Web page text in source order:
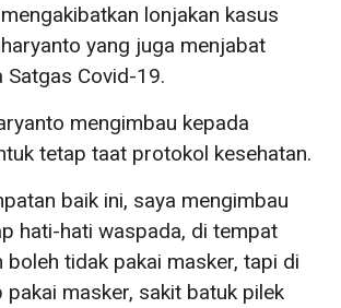
lonjakan kasus
yang juga menjabat
Satgas Covid-19.
mengimbau kepada
tetap taat protokol kesehatan.
baik ini, saya mengimbau
hati-hati waspada, di tempat
boleh tidak pakai masker, tapi di
masker, sakit batuk pilek